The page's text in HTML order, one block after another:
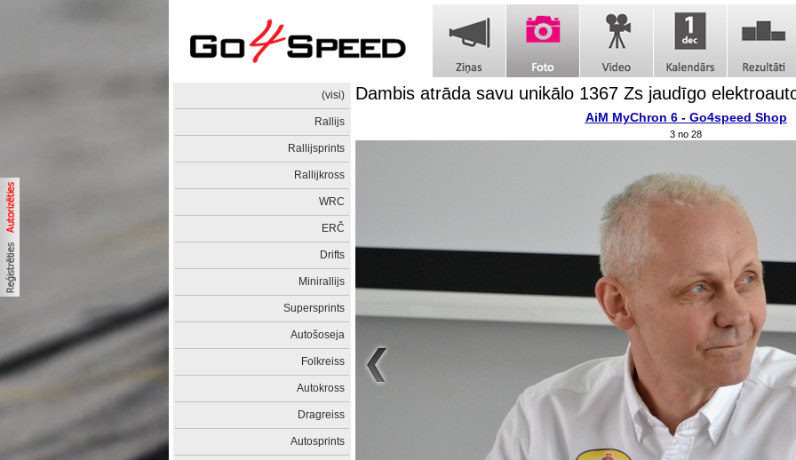
(visi)
Rallijs
Rallijsprints
Rallijkross
WRC
ERČ
Drifts
Minirallijs
Supersprints
Autošoseja
Folkreiss
Autokross
Dragreiss
Autosprints
Dambis atrāda savu unikālo 1367 Zs jaudīgo
AiM MyChron 6 - Go4speed Shop
3 no 28